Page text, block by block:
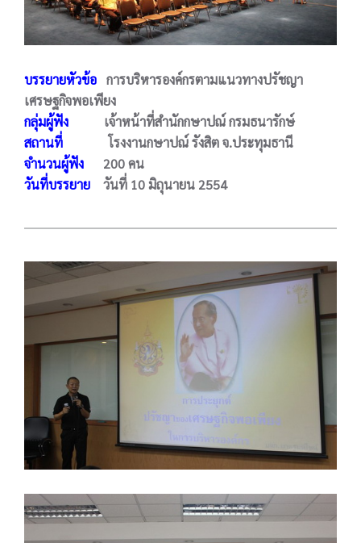
บรรยายหัวข้อ การบริหารองค์กรตามแนวทางปรัชญา
เศรษฐกิจพอเพียง
กลุ่มผู้ฟัง
เจ้าหน้าที่สำนักกษาปณ์ กรมธนารักษ์
สถานที่
โรงงานกษาปณ์ รังสิต จ.ประทุมธานี
จำนวนผู้ฟัง 200 คน
วันที่บรรยาย
วันที่ 10 มิถุนายน 2554